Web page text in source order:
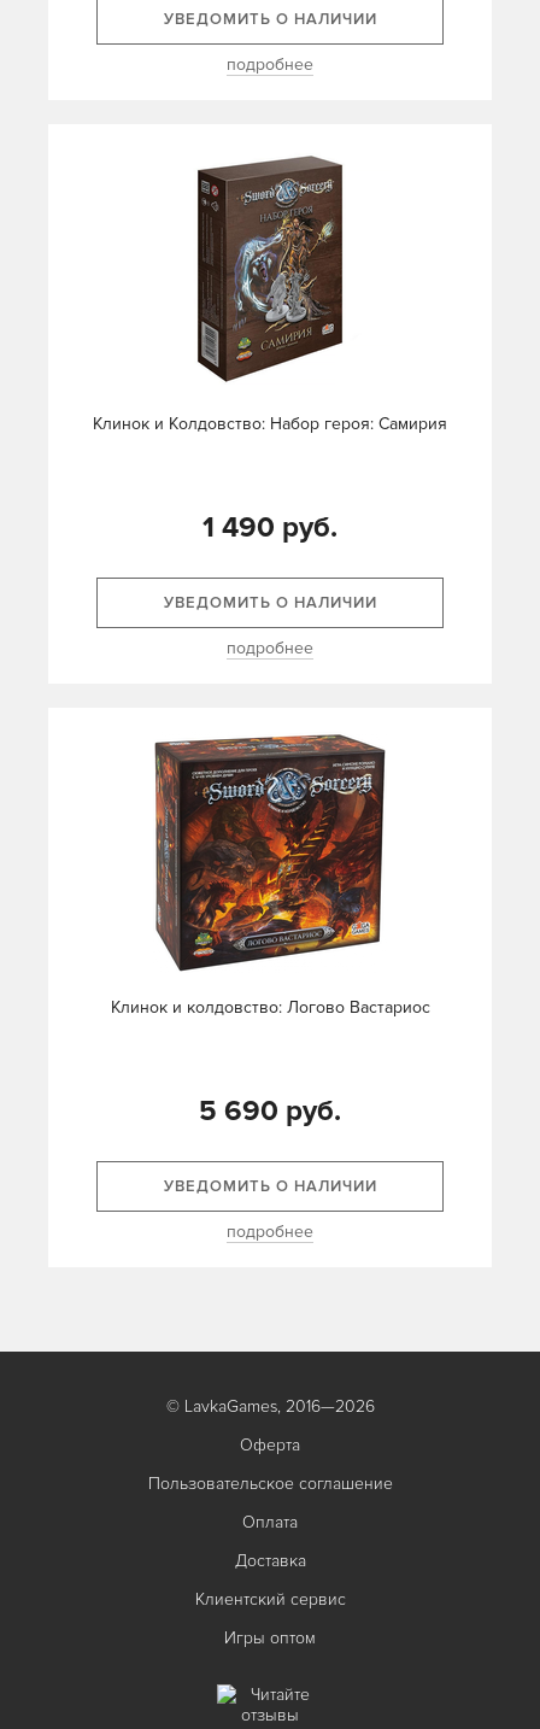
УВЕДОМИТЬ О НАЛИЧИИ
подробнее
Клинок и Колдовство: Набор героя: Самирия
1 490 руб.
УВЕДОМИТЬ О НАЛИЧИИ
подробнее
Клинок и колдовство: Логово Вастариос
5 690 руб.
УВЕДОМИТЬ О НАЛИЧИИ
подробнее
© LavkaGames, 2016—2026
Оферта
Пользовательское соглашение
Оплата
Доставка
Клиентский сервис
Игры оптом